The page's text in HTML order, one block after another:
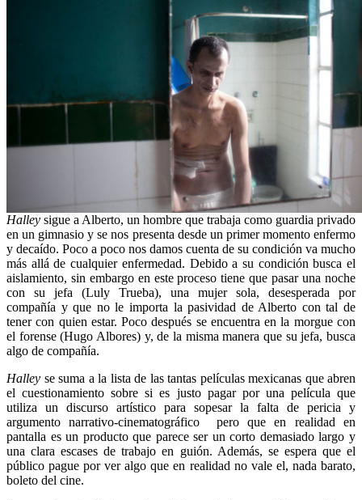
Halley sigue a Alberto, un hombre que trabaja como guardia privado
en un gimnasio y se nos presenta desde un primer momento enfermo
y decaído. Poco a poco nos damos cuenta de su condición va mucho
más allá de cualquier enfermedad. Debido a su condición busca el
aislamiento, sin embargo en este proceso tiene que pasar una noche
con su jefa (Luly Trueba), una mujer sola, desesperada por
compañía y que no le importa la pasividad de Alberto con tal de
tener con quien estar. Poco después se encuentra en la morgue con
el forense (Hugo Albores) y, de la misma manera que su jefa, busca
algo de compañía.
Halley se suma a la lista de las tantas películas mexicanas que abren
el cuestionamiento sobre si es justo pagar por una película que
utiliza un discurso artístico para sopesar la falta de pericia y
argumento narrativo-cinematográfico pero que en realidad en
pantalla es un producto que parece ser un corto demasiado largo y
una clara escases de trabajo en guión. Además, se espera que el
público pague por ver algo que en realidad no vale el, nada barato,
boleto del cine.